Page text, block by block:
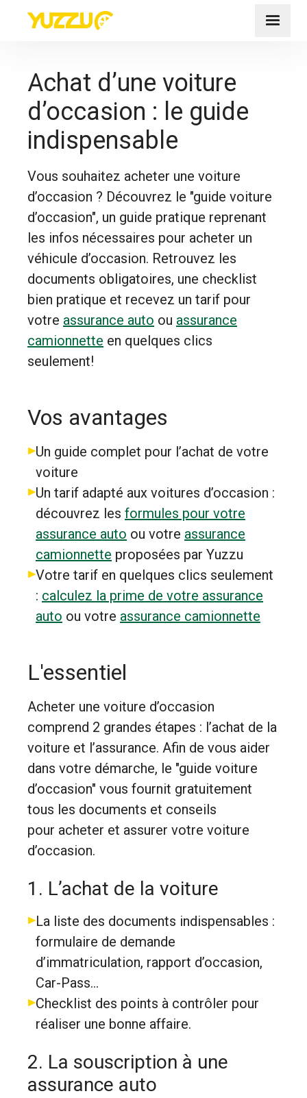
Achat d’une voiture
d’occasion : le guide
indispensable
Vous souhaitez acheter une voiture
d’occasion ? Découvrez le "guide voiture
d’occasion", un guide pratique reprenant
les infos nécessaires pour acheter un
véhicule d’occasion. Retrouvez les
documents obligatoires, une checklist
bien pratique et recevez un tarif pour
votre assurance auto ou assurance
camionnette en quelques clics
seulement!
Vos avantages
Un guide complet pour l’achat de votre
voiture
Un tarif adapté aux voitures d’occasion :
découvrez les formules pour votre
assurance auto ou votre assurance
camionnette proposées par Yuzzu
Votre tarif en quelques clics seulement
: calculez la prime de votre assurance
auto ou votre assurance camionnette
L'essentiel
Acheter une voiture d’occasion
comprend 2 grandes étapes : l’achat de la
voiture et l’assurance. Afin de vous aider
dans votre démarche, le "guide voiture
d’occasion" vous fournit gratuitement
tous les documents et conseils
pour acheter et assurer votre voiture
d’occasion.
1. L’achat de la voiture
La liste des documents indispensables :
formulaire de demande
d’immatriculation, rapport d’occasion,
Car-Pass…
Checklist des points à contrôler pour
réaliser une bonne affaire.
2. La souscription à une
assurance auto